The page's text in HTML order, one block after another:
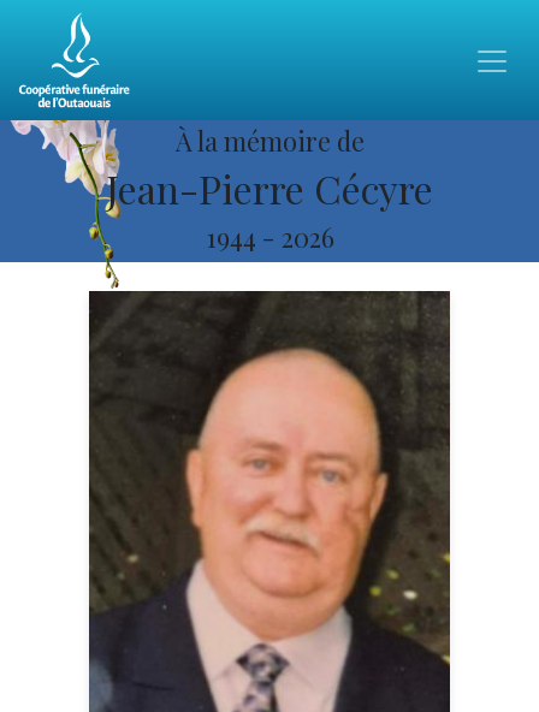
À la mémoire de
Jean-Pierre Cécyre
1944 - 2026